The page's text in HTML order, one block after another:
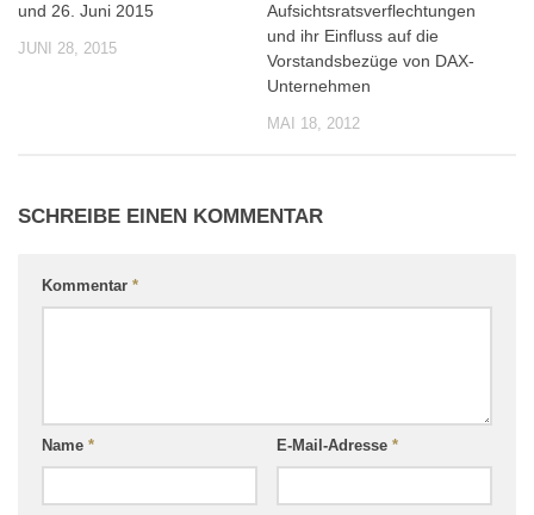
und 26. Juni 2015
JUNI 28, 2015
Aufsichtsratsverflechtungen
und ihr Einfluss auf die
Vorstandsbezüge von DAX-
Unternehmen
MAI 18, 2012
SCHREIBE EINEN KOMMENTAR
Kommentar *
Name * E-Mail-Adresse *